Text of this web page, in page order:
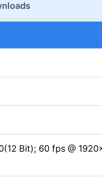
Bit); 60 fps @